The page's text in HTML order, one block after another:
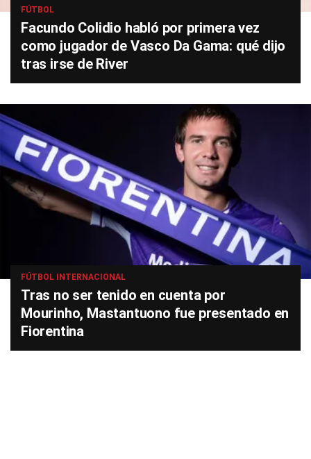
FÚTBOL
Facundo Colidio habló por primera vez
como jugador de Vasco Da Gama: qué dijo
tras irse de River
FÚTBOL INTERNACIONAL
Tras no ser tenido en cuenta por
Mourinho, Mastantuono fue presentado en
Fiorentina